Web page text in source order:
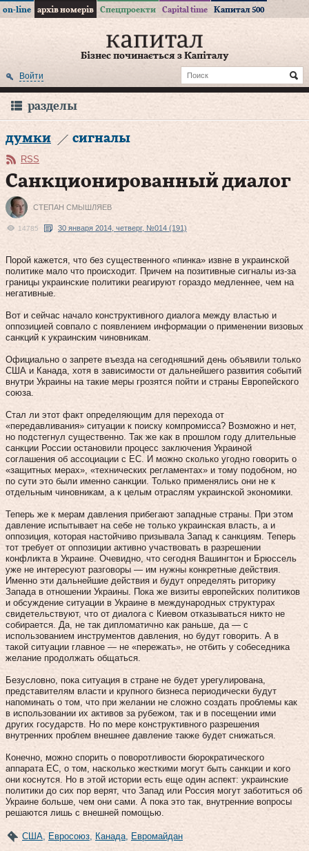
on-line архів номерів Спецпроекти Capital time Капитал 500
Бізнес починається з Капіталу
Войти
разделы
думки сигналы
RSS
Санкционированный диалог
СТЕПАН СМЫШЛЯЕВ
14785 30 января 2014, четверг, №014 (191)
Порой кажется, что без существенного «пинка» извне в украинской
политике мало что происходит. Причем на позитивные сигналы из‑за
границы украинские политики реагируют гораздо медленнее, чем на
негативные.
Вот и сейчас начало конструктивного диалога между властью и
оппозицией совпало с появлением информации о применении визовых
санкций к украинским чиновникам.
Официально о запрете въезда на сегодняшний день объявили только
США и Канада, хотя в зависимости от дальнейшего развития событий
внутри Украины на такие меры грозятся пойти и страны Европейского
союза.
Стал ли этот факт определяющим для перехода от
«передавливания» ситуации к поиску компромисса? Возможно и нет,
но подстегнул существенно. Так же как в прошлом году длительные
санкции России остановили процесс заключения Украиной
соглашения об ассоциации с ЕС. И можно сколько угодно говорить о
«защитных мерах», «технических регламентах» и тому подобном, но
по сути это были именно санкции. Только применялись они не к
отдельным чиновникам, а к целым отраслям украинской экономики.
Теперь же к мерам давления прибегают западные страны. При этом
давление испытывает на себе не только украинская власть, а и
оппозиция, которая настойчиво призывала Запад к санкциям. Теперь
тот требует от оппозиции активно участвовать в разрешении
конфликта в Украине. Очевидно, что сегодня Вашингтон и Брюссель
уже не интересуют разговоры — им нужны конкретные действия.
Именно эти дальнейшие действия и будут определять риторику
Запада в отношении Украины. Пока же визиты европейских политиков
и обсуждение ситуации в Украине в международных структурах
свидетельствуют, что от диалога с Киевом отказываться никто не
собирается. Да, не так дипломатично как раньше, да — с
использованием инструментов давления, но будут говорить. А в
такой ситуации главное — не «пережать», не отбить у собеседника
желание продолжать общаться.
Безусловно, пока ситуация в стране не будет урегулирована,
представителям власти и крупного бизнеса периодически будут
напоминать о том, что при желании не сложно создать проблемы как
в использовании их активов за рубежом, так и в посещении ими
других государств. Но по мере конструктивного разрешения
внутренних проблем внешнее давление также будет снижаться.
Конечно, можно спорить о поворотливости бюрократического
аппарата ЕС, о том, насколько жесткими могут быть санкции и кого
они коснутся. Но в этой истории есть еще один аспект: украинские
политики до сих пор верят, что Запад или Россия могут заботиться об
Украине больше, чем они сами. А пока это так, внутренние вопросы
решаются лишь с внешней помощью.
США, Евросоюз, Канада, Евромайдан